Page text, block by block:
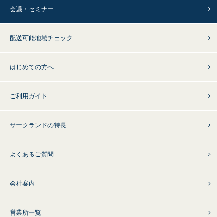
会議・セミナー
配送可能地域チェック
はじめての方へ
ご利用ガイド
サークランドの特長
よくあるご質問
会社案内
営業所一覧